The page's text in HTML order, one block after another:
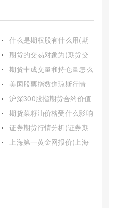
什么是期权股有什么用(期
期货的交易对象为(期货交
期货中成交量和持仓量怎么
价格三者的关系)
美国股票指数道琼斯行情
走势)
沪深300股指期货合约价值
约)
期货菜籽油价格受什么影响
证券期货行情分析(证券期
上海第一黄金网报价(上海